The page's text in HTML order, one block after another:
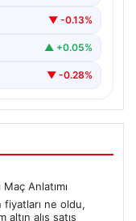
▼ -0.13%
▲ +0.05%
▼ -0.28%
Anlatımı
fiyatları ne oldu,
alış satış